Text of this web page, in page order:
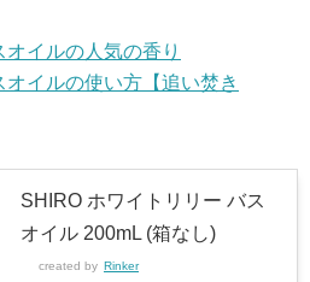
イルの人気の香り
イルの使い方【追い焚き
SHIRO ホワイトリリー バス
オイル 200mL (箱なし)
created by Rinker